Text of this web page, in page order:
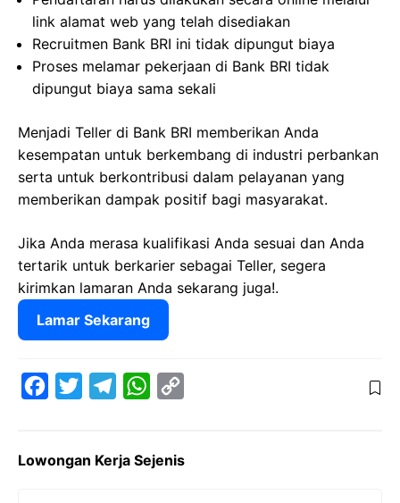
link alamat web yang telah disediakan
Recruitmen Bank BRI ini tidak dipungut biaya
Proses melamar pekerjaan di Bank BRI tidak
dipungut biaya sama sekali
Menjadi Teller di Bank BRI memberikan Anda
kesempatan untuk berkembang di industri perbankan
serta untuk berkontribusi dalam pelayanan yang
memberikan dampak positif bagi masyarakat.
Jika Anda merasa kualifikasi Anda sesuai dan Anda
tertarik untuk berkarier sebagai Teller, segera
kirimkan lamaran Anda sekarang juga!.
Lamar Sekarang
e
t
e
W
t
y
Lowongan Kerja Sejenis